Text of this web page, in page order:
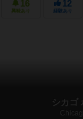
16
興味あり
12
経験あり
シカゴ